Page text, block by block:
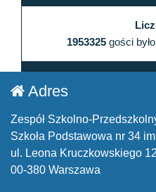
1953325gości
Adres
Zespół Szkolno-
Szkoła Podstawowa nr 34
ul. Leona Kruczkowskiego
00-380 Warszawa